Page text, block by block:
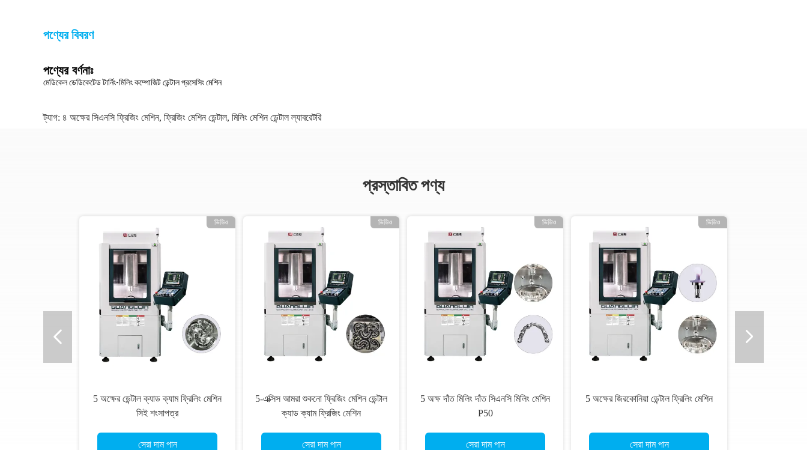
পণ্যের বিবরণ
পণ্যের বর্ণনাঃ
মেডিকেল ডেডিকেটেড টার্নিং-মিলিং কম্পোজিট ডেন্টাল প্রসেসিং মেশিন
ট্যাগ: ৪ অক্ষের সিএনসি ফ্রিজিং মেশিন, ফ্রিজিং মেশিন ডেন্টাল, মিলিং মেশিন ডেন্টাল ল্যাবরেটরি
প্রস্তাবিত পণ্য
ভিডিও
5 অক্ষের ডেন্টাল ক্যাড ক্যাম ফ্রিলিং মেশিন
সিই শংসাপত্র
সেরা দাম পান
ভিডিও
5-এক্সিস আমরা শুকনো ফ্রিজিং মেশিন ডেন্টাল
ক্যাড ক্যাম ফ্রিজিং মেশিন
সেরা দাম পান
ভিডিও
5 অক্ষ দাঁত মিলিং দাঁত সিএনসি মিলিং মেশিন
P50
সেরা দাম পান
ভিডিও
5 অক্ষের জিরকোনিয়া ডেন্টাল ফ্রিলিং মেশিন
সেরা দাম পান